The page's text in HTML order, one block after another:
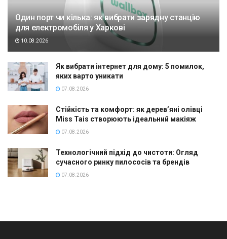
Один порт чи кілька: як вибрати зарядну станцію
для електромобіля у Харкові
10.08.2026
Як вибрати інтернет для дому: 5 помилок,
яких варто уникати
07.08.2026
Стійкість та комфорт: як дерев’яні олівці
Miss Tais створюють ідеальний макіяж
07.08.2026
Технологічний підхід до чистоти: Огляд
сучасного ринку пилососів та брендів
07.08.2026